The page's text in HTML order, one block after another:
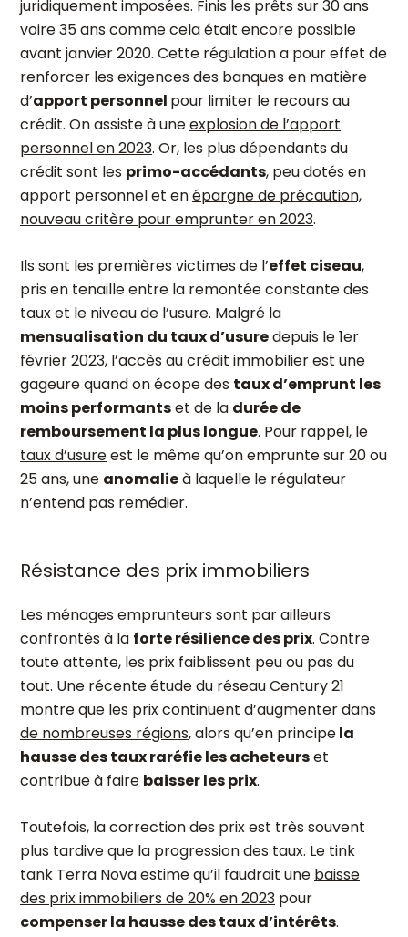
juridiquement imposées. Finis les prêts sur 30 ans
voire 35 ans comme cela était encore possible
avant janvier 2020. Cette régulation a pour effet de
renforcer les exigences des banques en matière
d’apport personnel pour limiter le recours au
crédit. On assiste à uneexplosion de l’apport
personnel en 2023. Or, les plus dépendants du
crédit sont les primo-accédants, peu dotés en
apport personnel et enépargne de précaution,
nouveau critère pour emprunter en 2023.
Ils sont les premières victimes de l’effet ciseau,
pris en tenaille entre la remontée constante des
taux et le niveau de l’usure. Malgré la
mensualisation du taux d’usuredepuis le 1er
février 2023, l’accès au crédit immobilier est une
gageure quand on écope des taux d’emprunt les
moins performantset de la durée de
remboursement la plus longue. Pour rappel, le
taux d’usureest le même qu’on emprunte sur 20 ou
25 ans, une anomalieà laquelle le régulateur
n’entend pas remédier.
Résistance des prix immobiliers
Les ménages emprunteurs sont par ailleurs
confrontés à la forte résilience des prix. Contre
toute attente, les prix faiblissent peu ou pas du
tout. Une récente étude du réseau Century 21
montre que les prix continuent d’augmenter dans
de nombreuses régions, alors qu’en principela
hausse des taux raréfie les acheteurset
contribue à faire baisser les prix.
Toutefois, la correction des prix est très souvent
plus tardive que la progression des taux. Le tink
tank Terra Nova estime qu’il faudrait une baisse
des prix immobiliers de 20% en 2023 pour
compenser la hausse des taux d’intérêts.